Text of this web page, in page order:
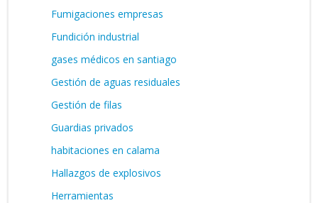
Fumigaciones empresas
Fundición industrial
gases médicos en santiago
Gestión de aguas residuales
Gestión de filas
Guardias privados
habitaciones en calama
Hallazgos de explosivos
Herramientas